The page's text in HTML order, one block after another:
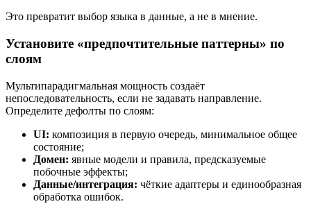
Это превратит выбор языка в данные, а не в мнение.
Установите «предпочтительные паттерны» по
слоям
Мультипарадигмальная мощность создаёт
непоследовательность, если не задавать направление.
Определите дефолты по слоям:
UI: композиция в первую очередь, минимальное общее
состояние;
Домен: явные модели и правила, предсказуемые
побочные эффекты;
Данные/интеграция: чёткие адаптеры и единообразная
обработка ошибок.